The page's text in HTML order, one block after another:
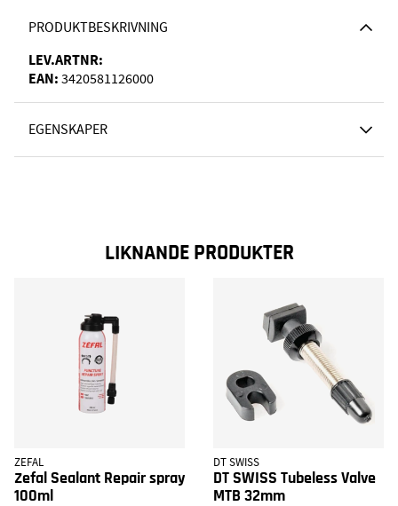
PRODUKTBESKRIVNING
LEV.ARTNR:
EAN: 3420581126000
EGENSKAPER
LIKNANDE PRODUKTER
ZEFAL
Zefal Sealant Repair spray
100ml
DT SWISS
DT SWISS Tubeless Valve
MTB 32mm